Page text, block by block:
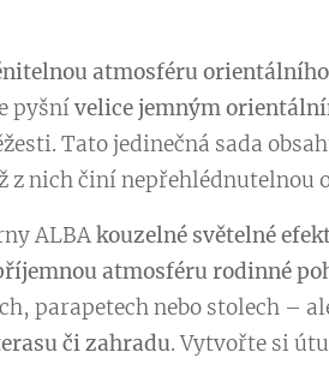
atmosféru
pyšní velice jemným
Tato jedinečná sada
z nich činí nepřehlédnutelnou
ALBAkouzelné světelné
atmosféru rodinné
parapetech nebo stolech –
či zahradu. Vytvořte si